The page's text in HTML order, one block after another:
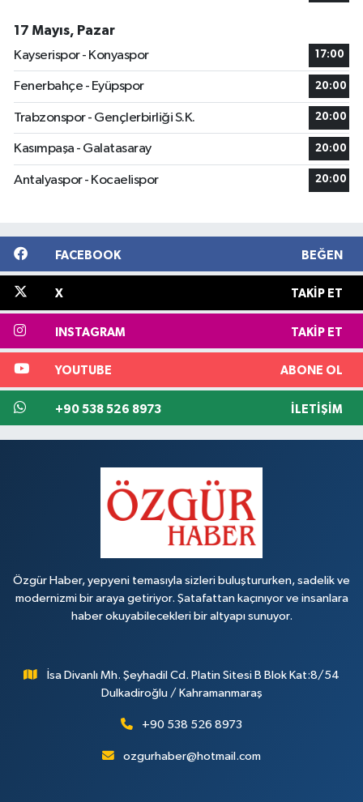
17 Mayıs, Pazar
Kayserispor - Konyaspor
17:00
Fenerbahçe - Eyüpspor 20:00
Trabzonspor - Gençlerbirliği S.K. 20:00
Kasımpaşa - Galatasaray 20:00
Antalyaspor - Kocaelispor 20:00
FACEBOOK BEĞEN
X TAKIP ET
INSTAGRAM TAKIP ET
YOUTUBE ABONE OL
+90 538 526 8973 İLETIŞIM
Özgür Haber, yepyeni temasıyla sizleri buluştururken, sadelik ve
modernizmi bir araya getiriyor. Şatafattan kaçınıyor ve insanlara
haber okuyabilecekleri bir altyapı sunuyor.
İsa Divanlı Mh. Şeyhadil Cd. Platin Sitesi B Blok Kat:8/54
Dulkadiroğlu / Kahramanmaraş
+90 538 526 8973
ozgurhaber@hotmail.com